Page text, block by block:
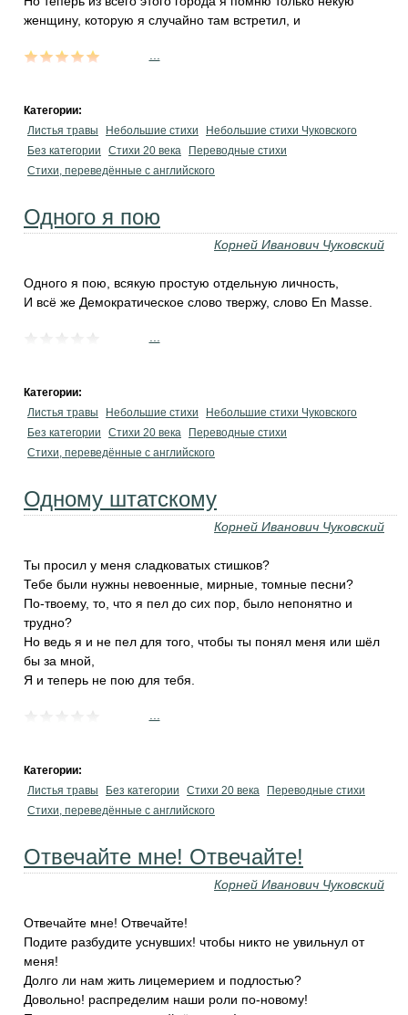
женщину, которую я случайно там встретил, и
Категории:
Листья травы
Небольшие стихи
Небольшие стихи Чуковского
Без категории
Стихи 20 века
Переводные стихи
Стихи, переведённые с английского
Одного я пою
Корней Иванович Чуковский
Одного я пою, всякую простую отдельную личность,
И всё же Демократическое слово твержу, слово En Masse.
Категории:
Листья травы
Небольшие стихи
Небольшие стихи Чуковского
Без категории
Стихи 20 века
Переводные стихи
Стихи, переведённые с английского
Одному штатскому
Корней Иванович Чуковский
Ты просил у меня сладковатых стишков?
Тебе были нужны невоенные, мирные, томные песни?
По-твоему, то, что я пел до сих пор, было непонятно и
трудно?
Но ведь я и не пел для того, чтобы ты понял меня или шёл
бы за мной,
Я и теперь не пою для тебя.
Категории:
Листья травы
Без категории Стихи 20 века
Переводные стихи
Стихи, переведённые с английского
Отвечайте мне! Отвечайте!
Корней Иванович Чуковский
Отвечайте мне! Отвечайте!
Подите разбудите уснувших! чтобы никто не увильнул от
меня!
Долго ли нам жить лицемерием и подлостью?
Довольно! распределим наши роли по-новому!